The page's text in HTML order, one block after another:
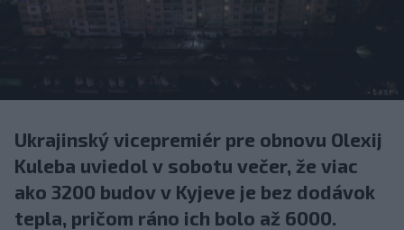
Ukrajinský vicepremiér pre obnovu Olexij
Kuleba uviedol v sobotu večer, že viac
ako 3200 budov v Kyjeve je bez dodávok
tepla, pričom ráno ich bolo až 6000.